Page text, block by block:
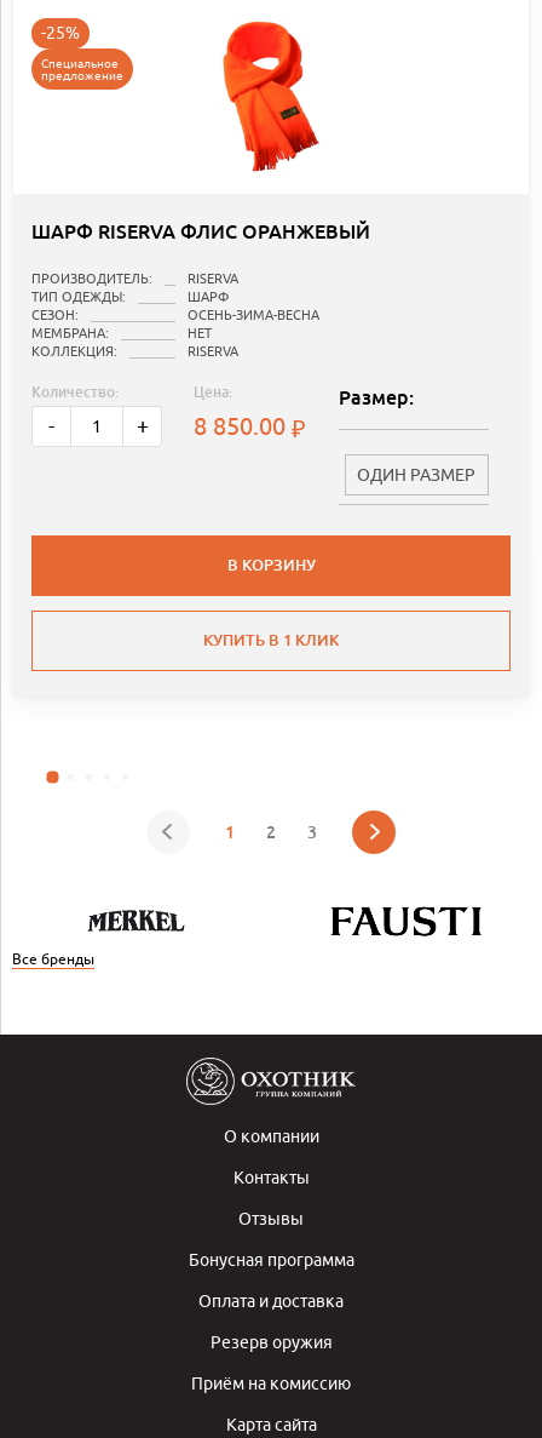
-25%
Специальное
предложение
ШАРФ RISERVA ФЛИС ОРАНЖЕВЫЙ
ПРОИЗВОДИТЕЛЬ:
RISERVA
ТИП ОДЕЖДЫ:
ШАРФ
СЕЗОН:
ОСЕНЬ-ЗИМА-ВЕСНА
МЕМБРАНА:
НЕТ
КОЛЛЕКЦИЯ:
RISERVA
Количество:
- +
Цена:
8 850.00
Размер:
ОДИН РАЗМЕР
В КОРЗИНУ
КУПИТЬ В 1 КЛИК
1 2 3
Все бренды
О компании
Контакты
Отзывы
Бонусная программа
Оплата и доставка
Резерв оружия
Приём на комиссию
Карта сайта